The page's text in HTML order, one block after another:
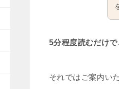
5分程度読むだけ
それではご案内い